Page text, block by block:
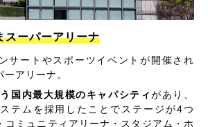
スーパーアリーナ
サートやスポーツイベントが開催され
アリーナ。
国内最大規模のキャパシティがあり、
テムを採用したことでステージが4つ
コミュニティアリーナ・スタジアム・ホ